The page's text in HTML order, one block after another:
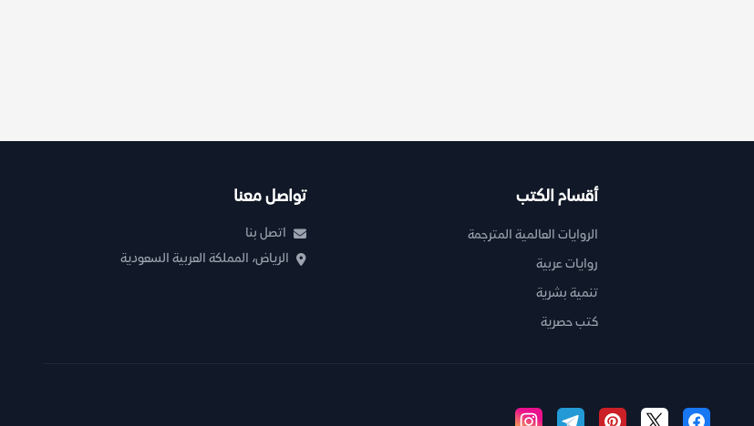
أقسام الكتب
الروايات العالمية المترجمة
روايات عربية
تنمية بشرية
كتب حصرية
تواصل معنا
اتصل بنا
الرياض، المملكة العربية السعودية